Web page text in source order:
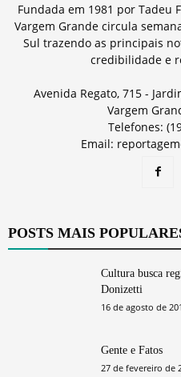
Fundada em 1981 por Tadeu
Vargem Grande circula
Sul trazendo as principais
credibilidade e
Avenida Regato, 715 -
Vargem
Telefones:
Email:
POSTS MAIS
Cultura busca
Donizetti
16 de agosto de
Gente e Fatos
27 de fevereiro de